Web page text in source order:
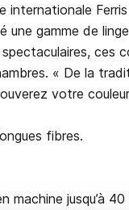
internationale
une gamme de
ces
« De la
votre
fibres.
machine jusqu’à 40